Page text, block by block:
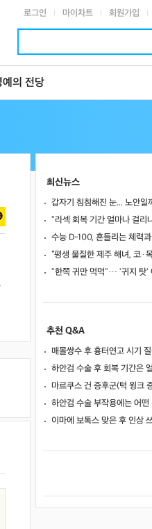
로그인 마이차트 회원가입
예의 전당
최신뉴스
추천 Q&A
매몰쌍수 후 흉터연고 시기